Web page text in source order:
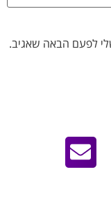
לפעם הבאה שאגיב.